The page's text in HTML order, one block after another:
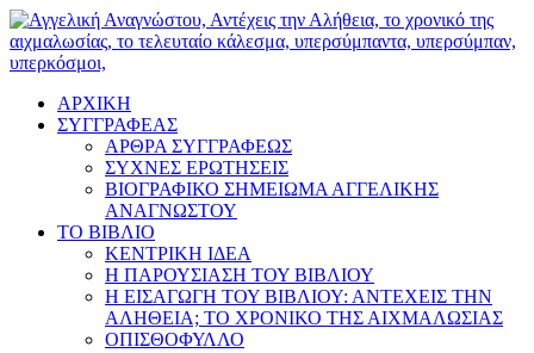
ΑΡΧΙΚΗ
ΣΥΓΓΡΑΦΕΑΣ
ΑΡΘΡΑ ΣΥΓΓΡΑΦΕΩΣ
ΣΥΧΝΕΣ ΕΡΩΤΗΣΕΙΣ
ΒΙΟΓΡΑΦΙΚΟ ΣΗΜΕΙΩΜΑ ΑΓΓΕΛΙΚΗΣ
ΑΝΑΓΝΩΣΤΟΥ
ΤΟ ΒΙΒΛΙΟ
ΚΕΝΤΡΙΚΗ ΙΔΕΑ
Η ΠΑΡΟΥΣΙΑΣΗ ΤΟΥ ΒΙΒΛΙΟΥ
Η ΕΙΣΑΓΩΓΗ ΤΟΥ ΒΙΒΛΙΟΥ: ΑΝΤΕΧΕΙΣ ΤΗΝ
ΑΛΗΘΕΙΑ; ΤΟ ΧΡΟΝΙΚΟ ΤΗΣ ΑΙΧΜΑΛΩΣΙΑΣ
ΟΠΙΣΘΟΦΥΛΛΟ